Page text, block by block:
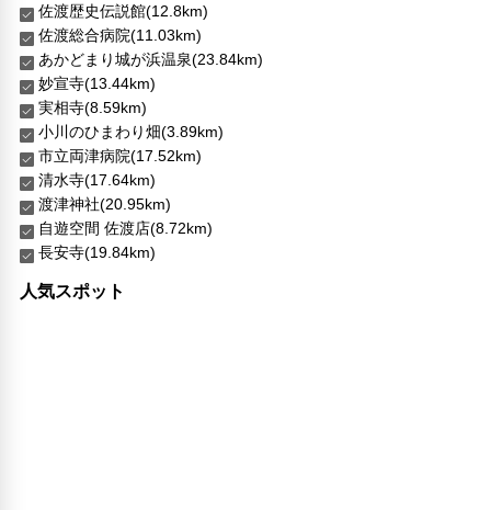
佐渡歴史伝説館(12.8km)
佐渡総合病院(11.03km)
あかどまり城が浜温泉(23.84km)
妙宣寺(13.44km)
実相寺(8.59km)
小川のひまわり畑(3.89km)
市立両津病院(17.52km)
清水寺(17.64km)
渡津神社(20.95km)
自遊空間 佐渡店(8.72km)
長安寺(19.84km)
人気スポット